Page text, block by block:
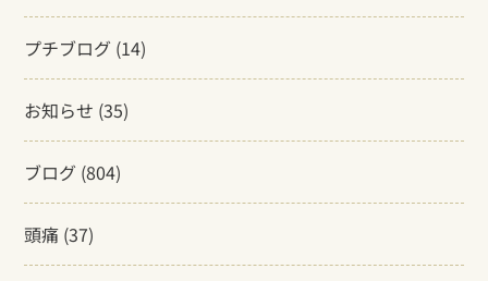
プチブログ (14)
お知らせ (35)
ブログ (804)
頭痛 (37)